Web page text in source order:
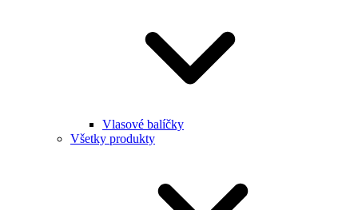
Vlasové balíčky
Všetky produkty